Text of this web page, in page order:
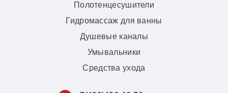
Полотенцесушители
Гидромассаж для ванны
Душевые каналы
Умывальники
Средства ухода